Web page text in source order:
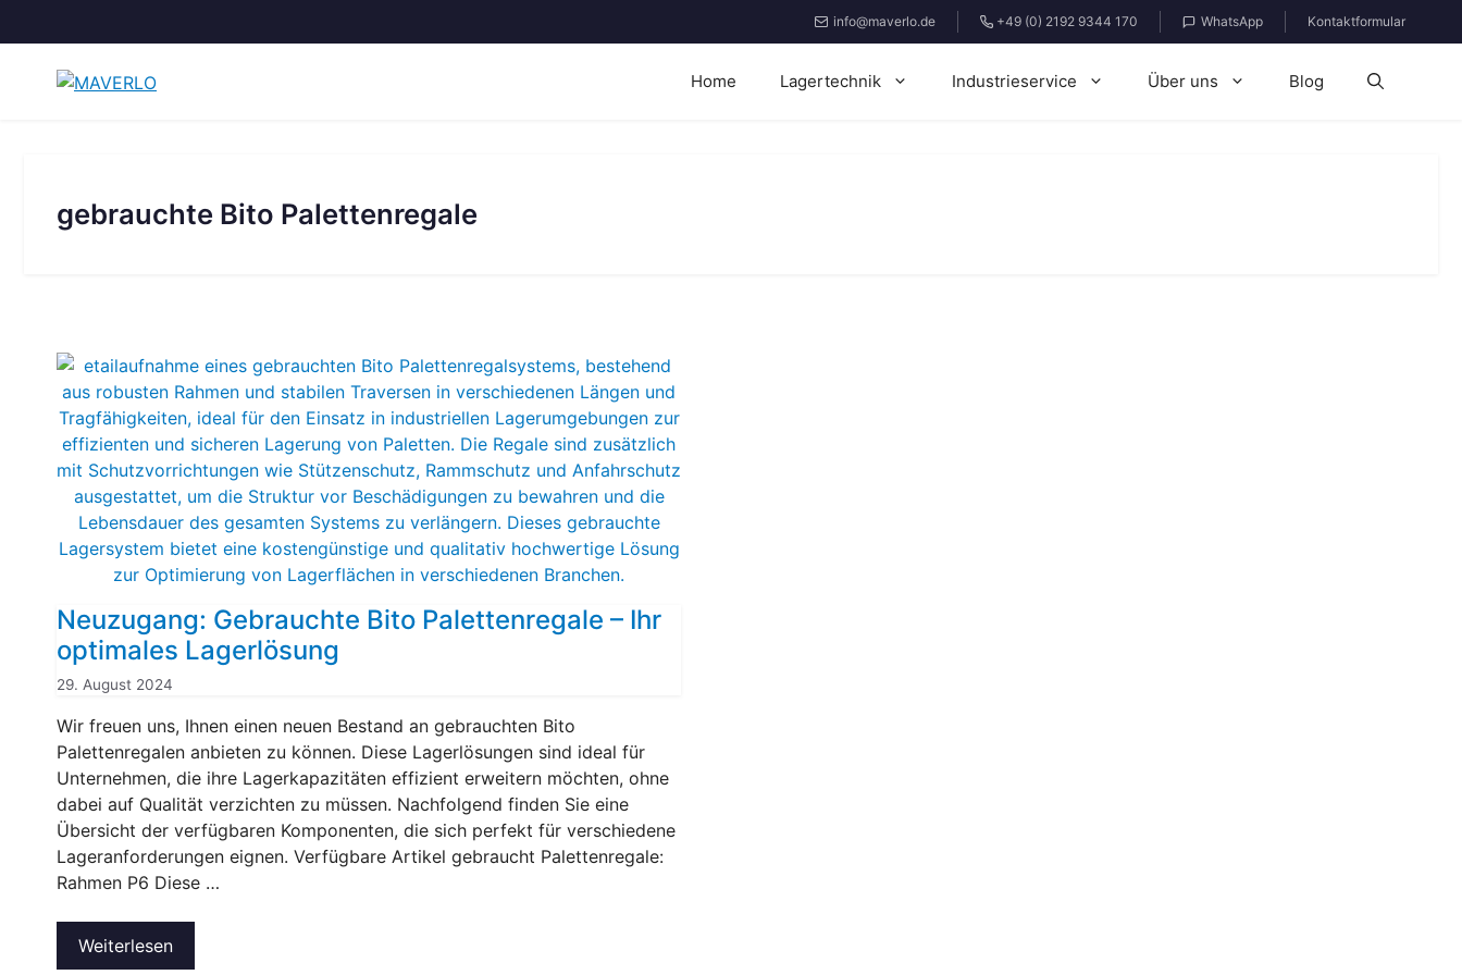
Inhalt
springen
info@maverlo.de +49 (0) 2192 9344 170 WhatsApp Kontaktformular
Home Lagertechnik Industrieservice Über uns Blog
gebrauchte Bito Palettenregale
Neuzugang: Gebrauchte Bito Palettenregale – Ihr
optimales Lagerlösung
29. August 2024
Wir freuen uns, Ihnen einen neuen Bestand an gebrauchten Bito
Palettenregalen anbieten zu können. Diese Lagerlösungen sind ideal für
Unternehmen, die ihre Lagerkapazitäten effizient erweitern möchten, ohne
dabei auf Qualität verzichten zu müssen. Nachfolgend finden Sie eine
Übersicht der verfügbaren Komponenten, die sich perfekt für verschiedene
Lageranforderungen eignen. Verfügbare Artikel gebraucht Palettenregale:
Rahmen P6 Diese …
Weiterlesen